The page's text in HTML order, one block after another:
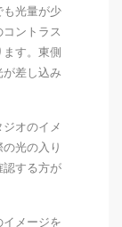
も光量が少
ントラス
す。東側
差し込み
オのイメ
光の入り
認する方が
メージを